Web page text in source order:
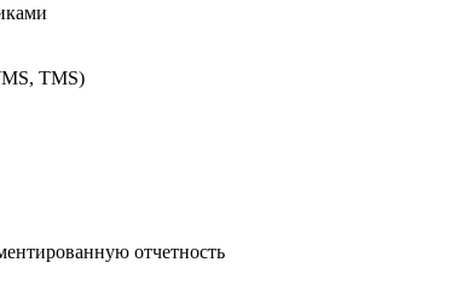
TMS)
отчетность